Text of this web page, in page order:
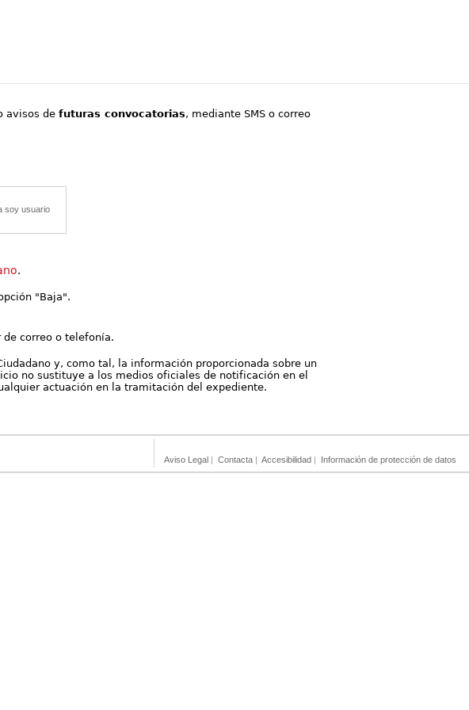
avisos defuturas convocatorias, mediante SMS o correo
soy usuario
.
"Baja".
de correo o telefonía.
y, como tal, la información proporcionada sobre un
no sustituye a los medios oficiales de notificación en el
actuación en la tramitación del expediente.
Aviso Legal | Contacta | Accesibilidad | Información de protección de datos